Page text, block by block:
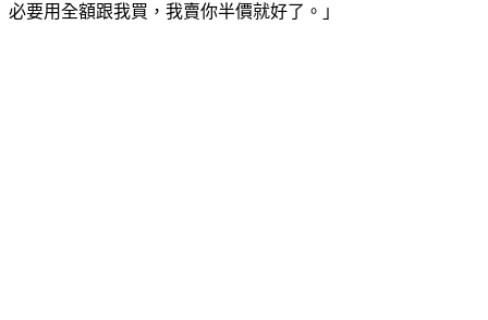
可以用現金跟我們買，我說可以啊跟我說多少錢，我說你沒有